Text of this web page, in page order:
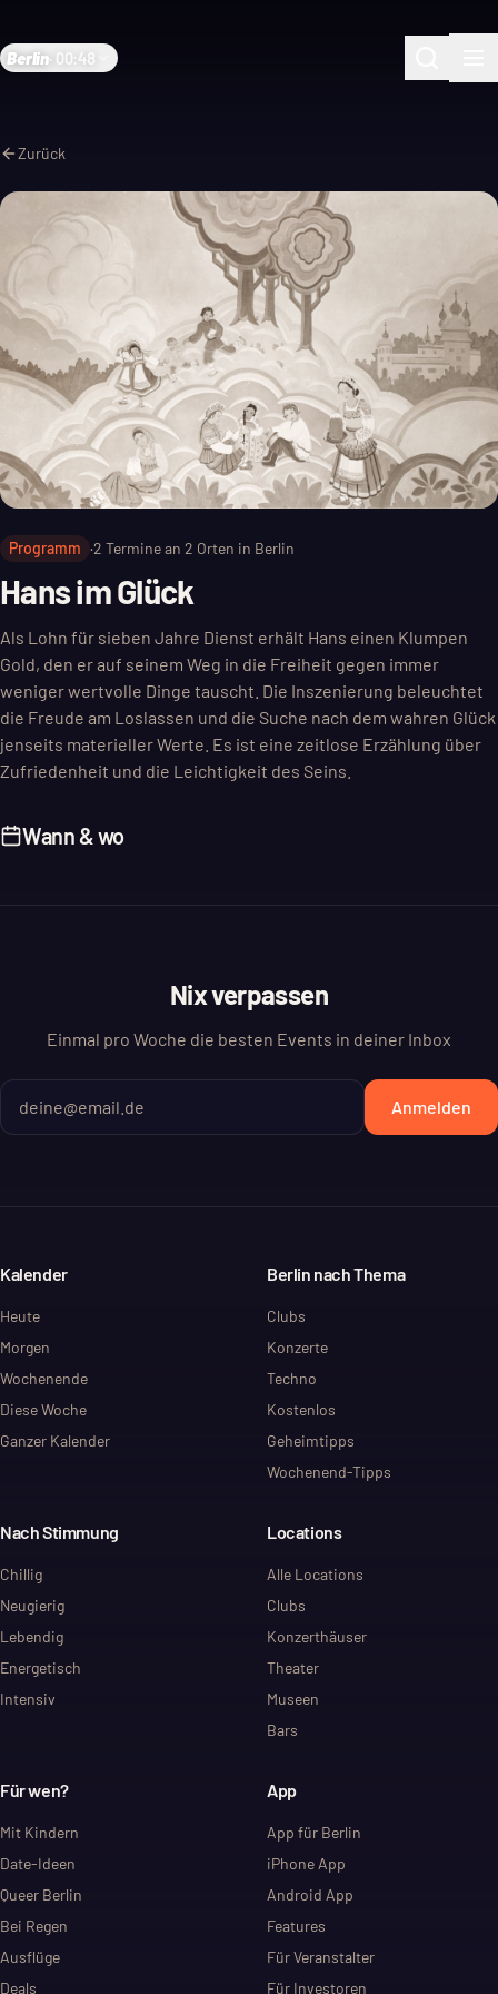
Berlin 00:48
Zurück
Programm ·2 Termine an 2 Orten in Berlin
Hans im Glück
Als Lohn für sieben Jahre Dienst erhält Hans einen Klumpen
Gold, den er auf seinem Weg in die Freiheit gegen immer
weniger wertvolle Dinge tauscht. Die Inszenierung beleuchtet
die Freude am Loslassen und die Suche nach dem wahren Glück
jenseits materieller Werte. Es ist eine zeitlose Erzählung über
Zufriedenheit und die Leichtigkeit des Seins.
Wann & wo
Nix verpassen
Einmal pro Woche die besten Events in deiner Inbox
Anmelden
Kalender
Heute
Morgen
Wochenende
Diese Woche
Ganzer Kalender
Berlin nach Thema
Clubs
Konzerte
Techno
Kostenlos
Geheimtipps
Wochenend-Tipps
Nach Stimmung
Chillig
Neugierig
Lebendig
Energetisch
Intensiv
Locations
Alle Locations
Clubs
Konzerthäuser
Theater
Museen
Bars
Für wen?
Mit Kindern
Date-Ideen
Queer Berlin
Bei Regen
Ausflüge
Deals
App
App für Berlin
iPhone App
Android App
Features
Für Veranstalter
Für Investoren